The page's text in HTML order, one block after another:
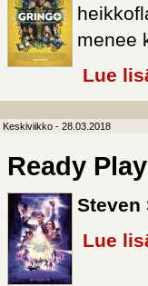
menee
Lue
Keskiviikko - 28.03.2018
Ready
Steven
Lue